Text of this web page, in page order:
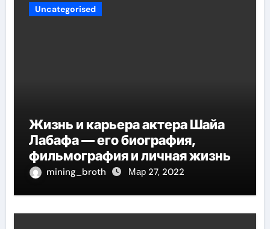
Uncategorised
Жизнь и карьера актера Шайа
Лабафа — его биография,
фильмография и личная жизнь
mining_broth Мар 27, 2022